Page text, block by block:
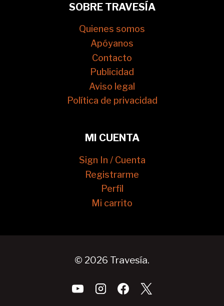
SOBRE TRAVESÍA
Quienes somos
Apóyanos
Contacto
Publicidad
Aviso legal
Política de privacidad
MI CUENTA
Sign In / Cuenta
Registrarme
Perfil
Mi carrito
© 2026 Travesía.